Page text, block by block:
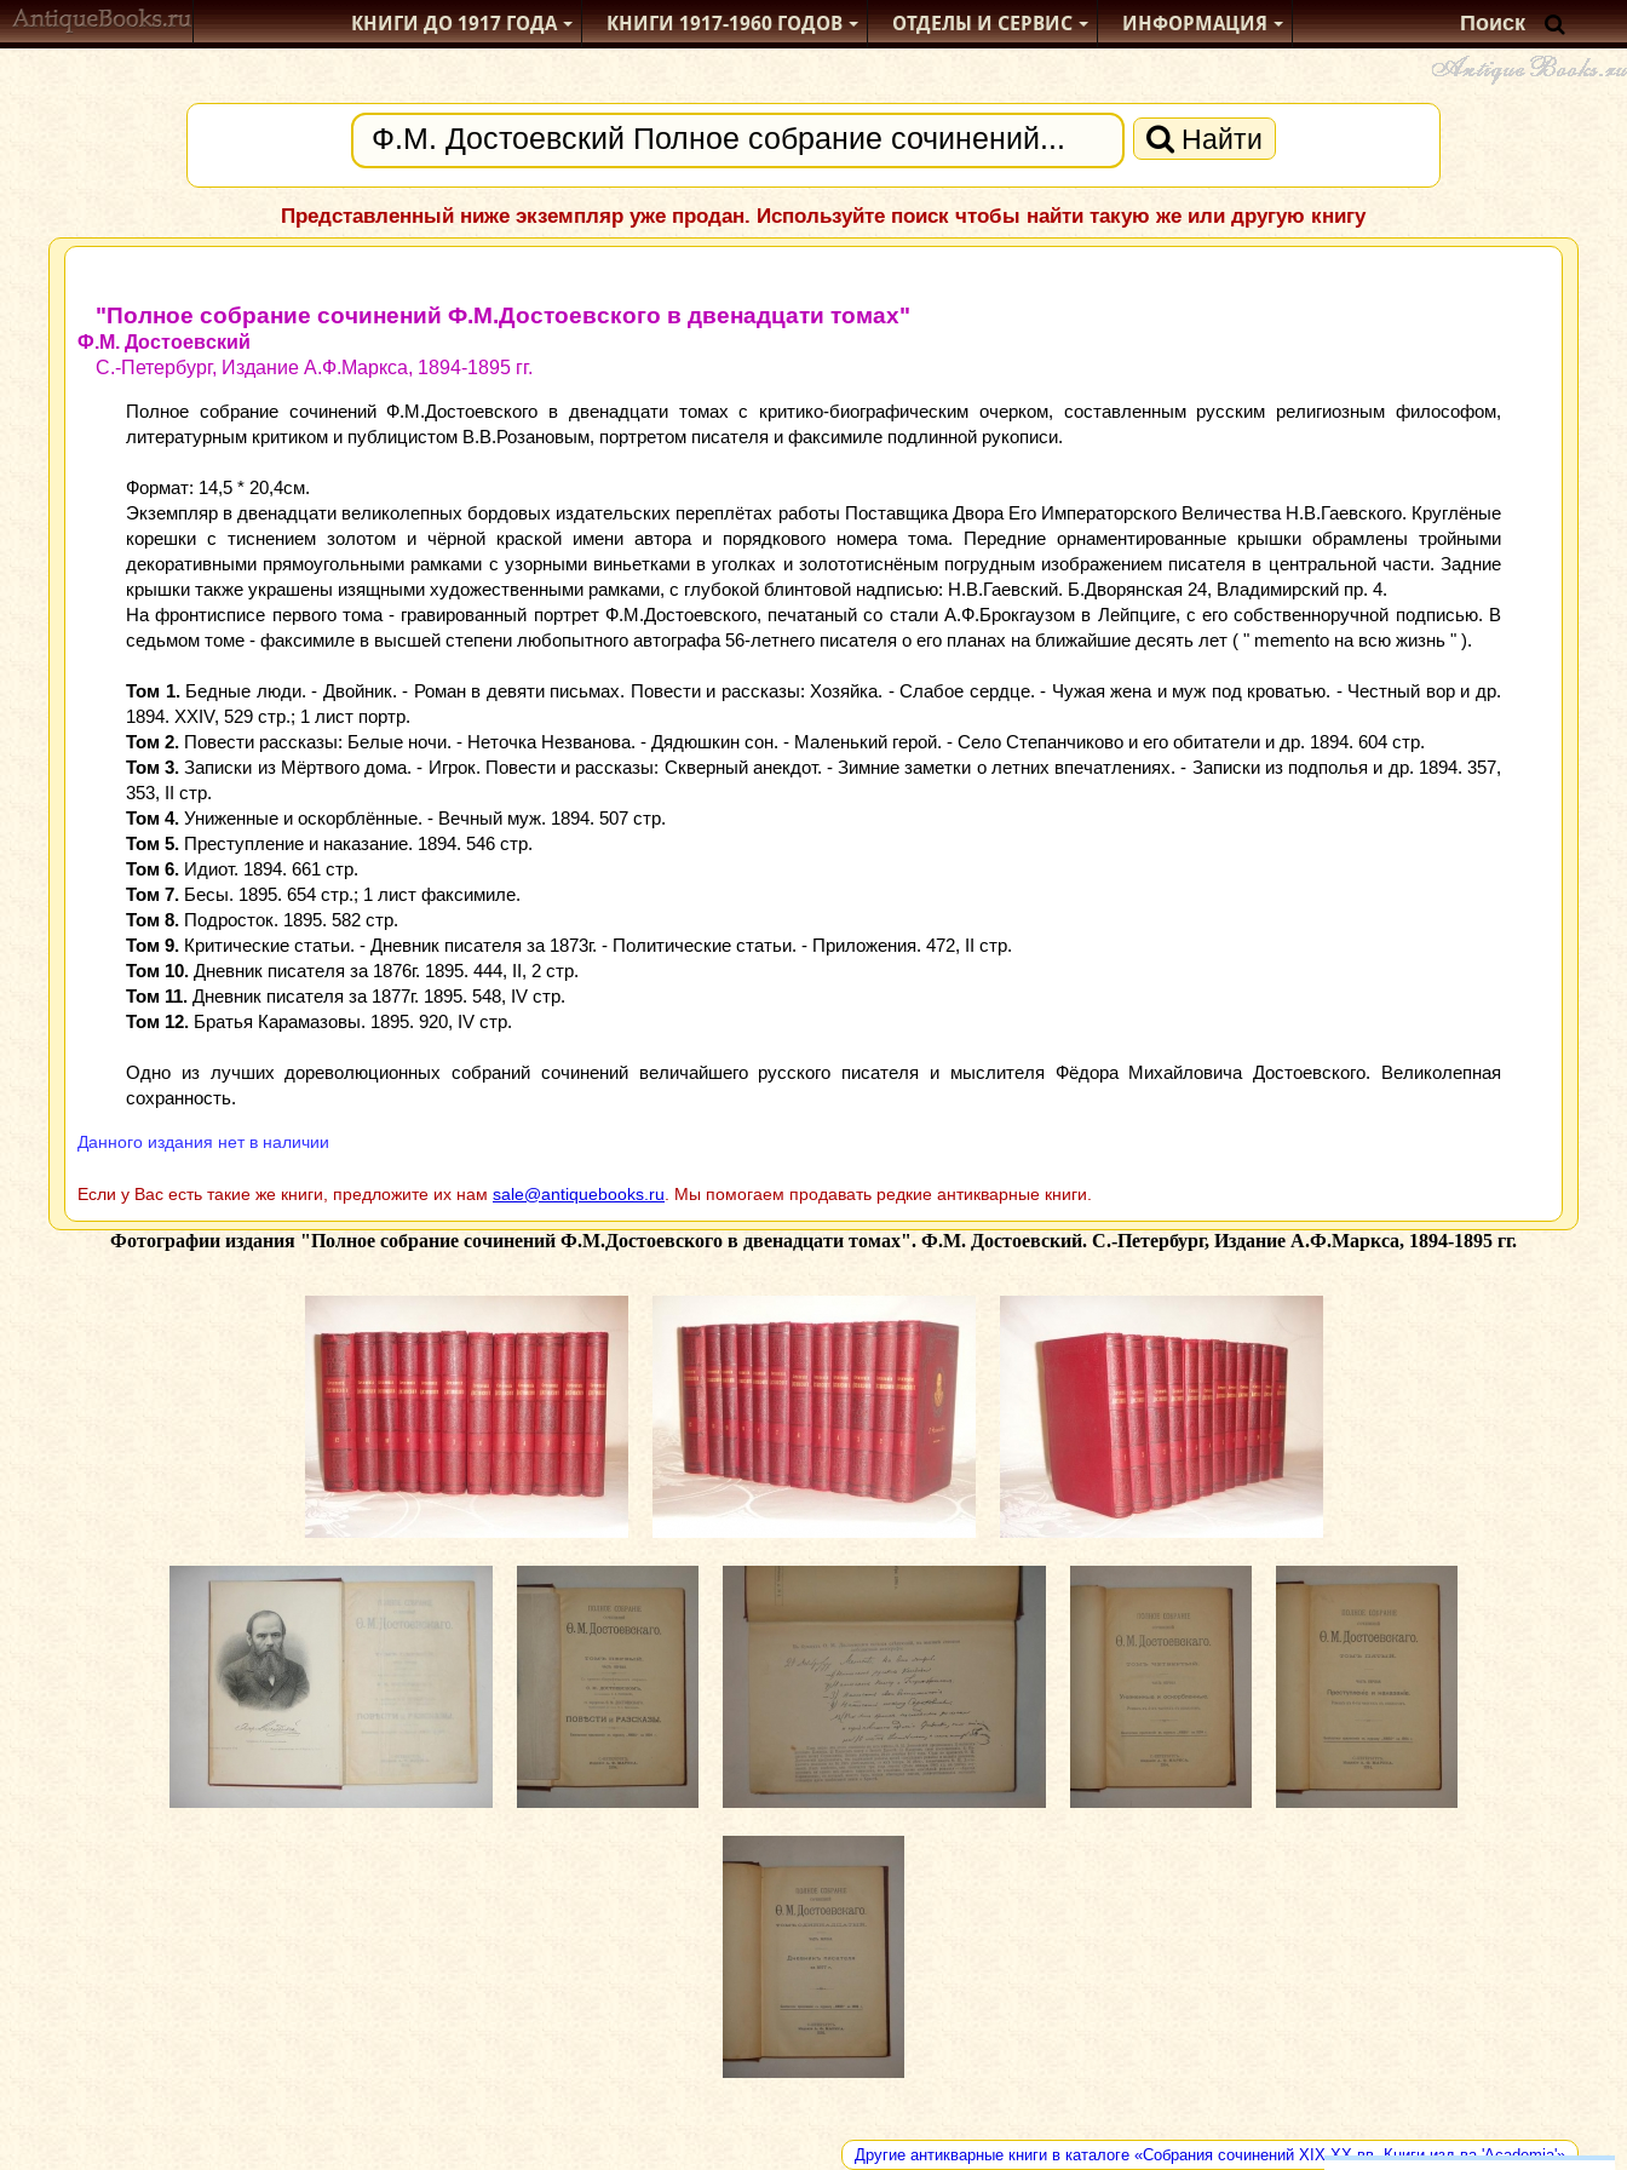
КНИГИ ДО 1917ГОДА КНИГИ1917-1960ГОДОВ ОТДЕЛЫИ СЕРВИС ИНФОРМАЦИЯ
Найти
Представленный ниже экземпляр уже продан. Используйте поиск чтобы найти такую же или другую книгу
"Полное собрание сочинений Ф.М.Достоевского в двенадцати томах"
Ф.М. Достоевский
С.-Петербург, Издание А.Ф.Маркса, 1894-1895 гг.
Полное собрание сочинений Ф.М.Достоевского в двенадцати томах с критико-биографическим очерком, составленным русским религиозным философом,
литературным критиком и публицистом В.В.Розановым, портретом писателя и факсимиле подлинной рукописи.
Формат: 14,5 * 20,4см.
Экземпляр в двенадцати великолепных бордовых издательских переплётах работы Поставщика Двора Его Императорского Величества Н.В.Гаевского. Круглёные
корешки с тиснением золотом и чёрной краской имени автора и порядкового номера тома. Передние орнаментированные крышки обрамлены тройными
декоративными прямоугольными рамками с узорными виньетками в уголках и золототиснёным погрудным изображением писателя в центральной части. Задние
крышки также украшены изящными художественными рамками, с глубокой блинтовой надписью: Н.В.Гаевский. Б.Дворянская 24, Владимирский пр. 4.
На фронтисписе первого тома - гравированный портрет Ф.М.Достоевского, печатаный со стали А.Ф.Брокгаузом в Лейпциге, с его собственноручной подписью. В
седьмом томе - факсимиле в высшей степени любопытного автографа 56-летнего писателя о его планах на ближайшие десять лет ( " mеmento на всю жизнь " ).
Том 1.Бедные люди. - Двойник. - Роман в девяти письмах. Повести и рассказы: Хозяйка. - Слабое сердце. - Чужая жена и муж под кроватью. - Честный вор и др.
1894. XXIV, 529 стр.; 1 лист портр.
Том 2. Повести рассказы: Белые ночи. - Неточка Незванова. - Дядюшкин сон. - Маленький герой. - Село Степанчиково и его обитатели и др. 1894. 604 стр.
Том 3. Записки из Мёртвого дома. - Игрок. Повести и рассказы: Скверный анекдот. - Зимние заметки о летних впечатлениях. - Записки из подполья и др. 1894. 357,
353, II стр.
Том 4. Униженные и оскорблённые. - Вечный муж. 1894. 507 стр.
Том 5. Преступление и наказание. 1894. 546 стр.
Том 6. Идиот. 1894. 661 стр.
Том 7. Бесы. 1895. 654 стр.; 1 лист факсимиле.
Том 8. Подросток. 1895. 582 стр.
Том 9. Критические статьи. - Дневник писателя за 1873г. - Политические статьи. - Приложения. 472, II стр.
Том 10. Дневник писателя за 1876г. 1895. 444, II, 2 стр.
Том 11. Дневник писателя за 1877г. 1895. 548, IV стр.
Том 12. Братья Карамазовы. 1895. 920, IV стр.
Одно из лучших дореволюционных собраний сочинений величайшего русского писателя и мыслителя Фёдора Михайловича Достоевского. Великолепная
сохранность.
Данного издания нет в наличии
Если у Вас есть такие же книги, предложите их нам sale@antiquebooks.ru . Мы помогаем продавать редкие антикварные книги.
Фотографии издания "Полное собрание сочинений Ф.М.Достоевского в двенадцати томах". Ф.М. Достоевский. С.-Петербург, Издание А.Ф.Маркса, 1894-1895 гг.
Другие антикварные книги в каталоге «Собрания сочинений XIX-XX вв. Книги изд-ва 'Academia'»